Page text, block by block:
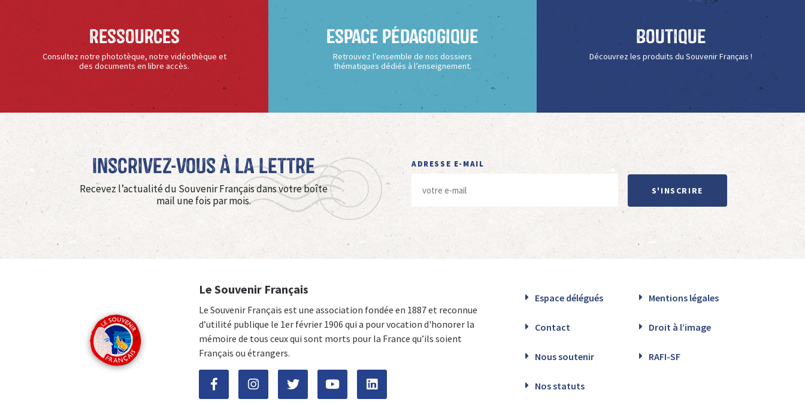
Ressources
Consultez notre phototèque, notre vidéothèque et
des documents en libre accès.
Espace Pédagogique
Retrouvez l’ensemble de nos dossiers
thématiques dédiés à l’enseignement.
Boutique
Découvrez les produits du Souvenir Français !
Inscrivez-vous à La Lettre
Recevez l’actualité du Souvenir Français dans votre boîte
mail une fois par mois.
ADRESSE E-MAIL
S'INSCRIRE
Le Souvenir Français
Le Souvenir Français est une association fondée en 1887 et reconnue
d’utilité publique le 1er février 1906 qui a pour vocation d'honorer la
mémoire de tous ceux qui sont morts pour la France qu’ils soient
Français ou étrangers.
Espace délégués Mentions légales
Contact Droit à l’image
Nous soutenir RAFI-SF
Nos statuts